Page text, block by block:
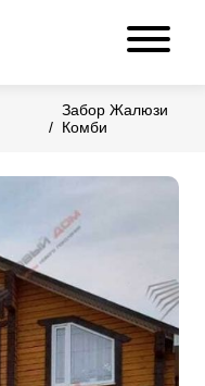
Забор Жалюзи
Комби